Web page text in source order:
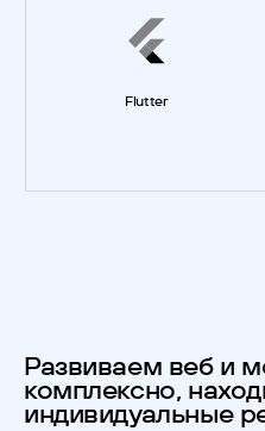
Flutter
Развиваем веб и
комплексно,
индивидуальные